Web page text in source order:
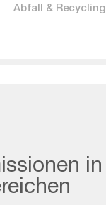
Abfall & Recycling
in